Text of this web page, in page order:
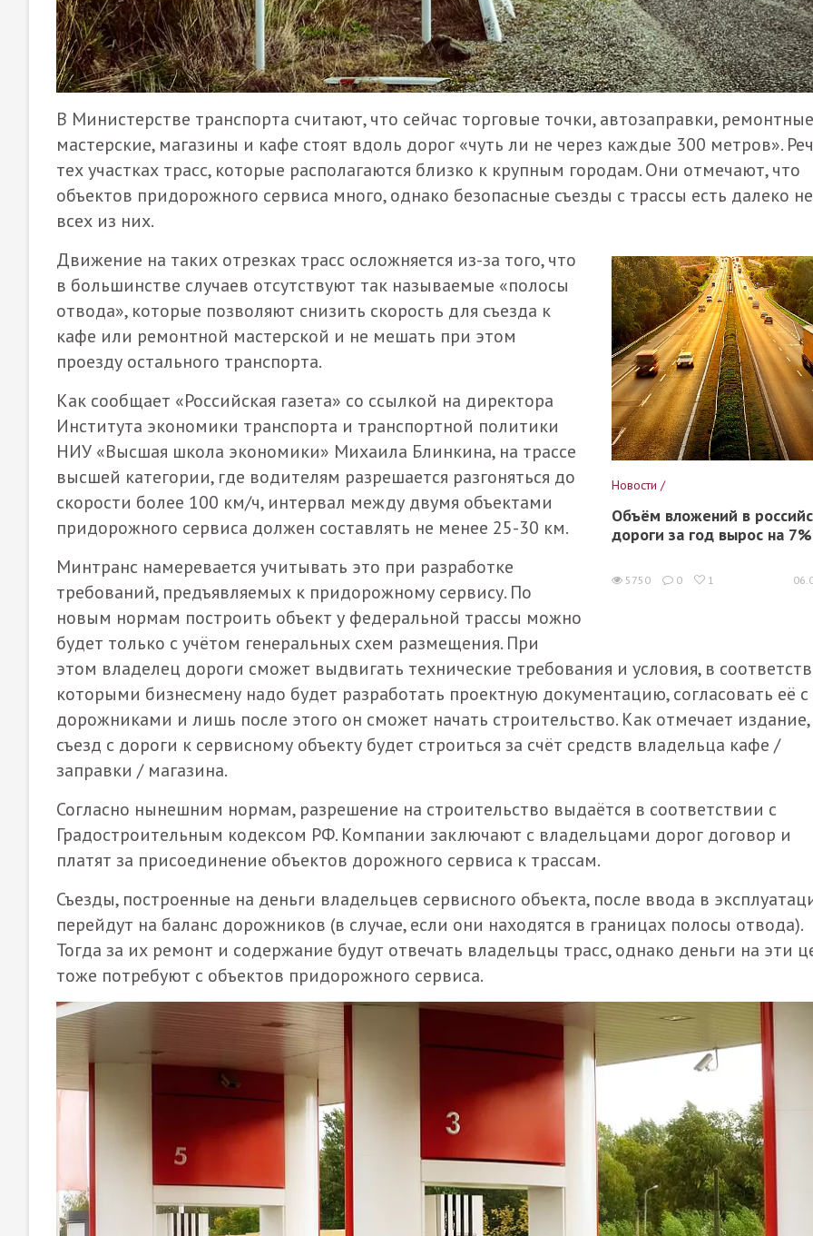
В Министерстве транспорта считают, что сейчас торговые точки, автозаправки, ремонтные
мастерские, магазины и кафе стоят вдоль дорог «чуть ли не через каждые 300 метров».
тех участках трасс, которые располагаются близко к крупным городам. Они отмечают, что
объектов придорожного сервиса много, однако безопасные съезды с трассы есть далеко
всех из них.
Новости /
Объём вложений в
дороги за год вырос на 7%
5750 0 1
Движение на таких отрезках трасс осложняется из-за того, что
в большинстве случаев отсутствуют так называемые «полосы
отвода», которые позволяют снизить скорость для съезда к
кафе или ремонтной мастерской и не мешать при этом
проезду остального транспорта.
Как сообщает «Российская газета» со ссылкой на директора
Института экономики транспорта и транспортной политики
НИУ «Высшая школа экономики» Михаила Блинкина, на трассе
высшей категории, где водителям разрешается разгоняться до
скорости более 100 км/ч, интервал между двумя объектами
придорожного сервиса должен составлять не менее 25-30 км.
Минтранс намеревается учитывать это при разработке
требований, предъявляемых к придорожному сервису. По
новым нормам построить объект у федеральной трассы можно
будет только с учётом генеральных схем размещения. При
этом владелец дороги сможет выдвигать технические требования и условия, в
которыми бизнесмену надо будет разработать проектную документацию, согласовать её с
дорожниками и лишь после этого он сможет начать строительство. Как отмечает издание,
съезд с дороги к сервисному объекту будет строиться за счёт средств владельца кафе /
заправки / магазина.
Согласно нынешним нормам, разрешение на строительство выдаётся в соответствии с
Градостроительным кодексом РФ. Компании заключают с владельцами дорог договор и
платят за присоединение объектов дорожного сервиса к трассам.
Съезды, построенные на деньги владельцев сервисного объекта, после ввода в
перейдут на баланс дорожников (в случае, если они находятся в границах полосы отвода).
Тогда за их ремонт и содержание будут отвечать владельцы трасс, однако деньги на эти
тоже потребуют с объектов придорожного сервиса.